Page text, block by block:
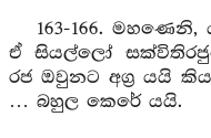
163-166.
ඒ සියල්ලෝ
රජ ඔවුනට අග්‍ර යයි
… බහුල කෙරේ යයි.